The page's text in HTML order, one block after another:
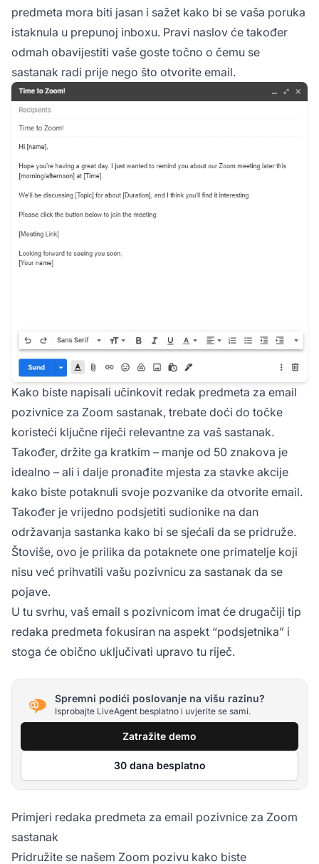
predmeta mora biti jasan i sažet kako bi se vaša poruka
istaknula u prepunoj inboxu. Pravi naslov će također
odmah obavijestiti vaše goste točno o čemu se
sastanak radi prije nego što otvorite email.
Kako biste napisali učinkovit redak predmeta za email
pozivnice za Zoom sastanak, trebate doći do točke
koristeći ključne riječi relevantne za vaš sastanak.
Također, držite ga kratkim – manje od 50 znakova je
idealno – ali i dalje pronađite mjesta za stavke akcije
kako biste potaknuli svoje pozvanike da otvorite email.
Također je vrijedno podsjetiti sudionike na dan
održavanja sastanka kako bi se sjećali da se pridruže.
Štoviše, ovo je prilika da potaknete one primatelje koji
nisu već prihvatili vašu pozivnicu za sastanak da se
pojave.
U tu svrhu, vaš email s pozivnicom imat će drugačiji tip
redaka predmeta fokusiran na aspekt “podsjetnika” i
stoga će obično uključivati upravo tu riječ.
Spremni podići poslovanje na višu razinu?
Isprobajte LiveAgent besplatno i uvjerite se sami.
Zatražite demo
30 dana besplatno
Primjeri redaka predmeta za email pozivnice za Zoom
sastanak
Pridružite se našem Zoom pozivu kako biste